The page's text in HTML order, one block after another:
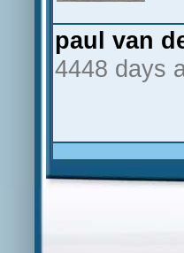
paul van
4448 days